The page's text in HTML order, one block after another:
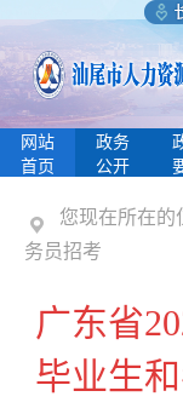
网站
首页
政务
公开
您现在所在的
务员招考
广东省
毕业生